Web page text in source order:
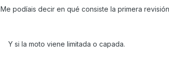
Me podíais decir en qué consiste la primera
Y si la moto viene limitada o capada.